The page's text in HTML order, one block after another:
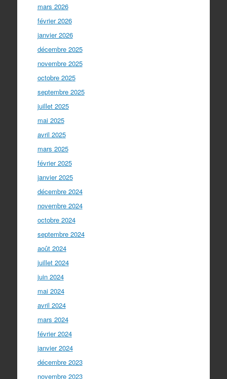
mars 2026
février 2026
janvier 2026
décembre 2025
novembre 2025
octobre 2025
septembre 2025
juillet 2025
mai 2025
avril 2025
mars 2025
février 2025
janvier 2025
décembre 2024
novembre 2024
octobre 2024
septembre 2024
août 2024
juillet 2024
juin 2024
mai 2024
avril 2024
mars 2024
février 2024
janvier 2024
décembre 2023
novembre 2023